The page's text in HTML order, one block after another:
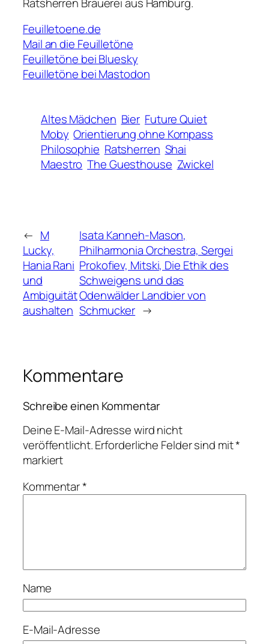
Feuilletoene.de
Mail an die Feuilletöne
Feuilletöne bei Bluesky
Feuilletöne bei Mastodon
Altes Mädchen Bier Future Quiet
Moby Orientierung ohne Kompass
Philosophie Ratsherren Shai
Maestro The Guesthouse Zwickel
← M
Lucky,
Hania Rani
und
Ambiguität
aushalten
Isata Kanneh-Mason,
Philharmonia Orchestra, Sergei
Prokofiev, Mitski, Die Ethik des
Schweigens und das
Odenwälder Landbier von
Schmucker →
Kommentare
Schreibe einen Kommentar
Deine E-Mail-Adresse wird nicht
veröffentlicht.Erforderliche Felder sind mit*
markiert
Kommentar*
Name
E-Mail-Adresse